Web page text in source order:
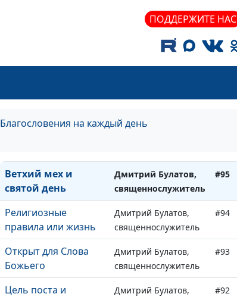
ПОДДЕРЖИТЕ НАС
Благословения на каждый день
священнослужитель
Дмитрий Булатов,
#98
непростительный
священнослужитель
Ветхий мех и
святой день
Дмитрий Булатов,
священнослужитель
#95
Религиозные
правила или жизнь
Дмитрий Булатов,
священнослужитель
#94
Открыт для Слова
Божьего
Дмитрий Булатов,
священнослужитель
#93
Цель поста и
Дмитрий Булатов,
#92